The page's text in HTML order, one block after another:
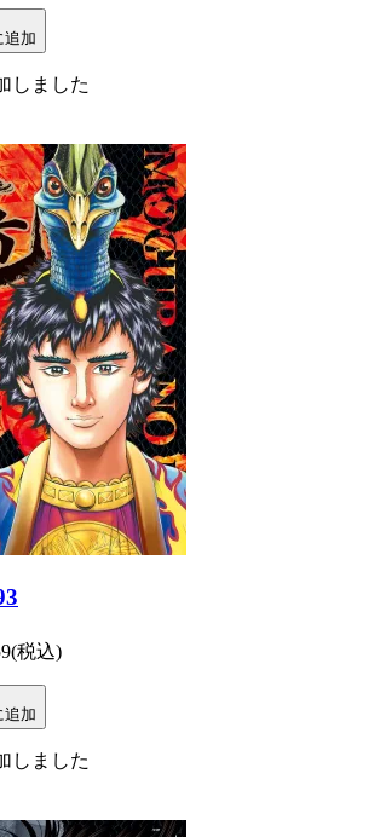
追加
しました
(税込)
追加
しました